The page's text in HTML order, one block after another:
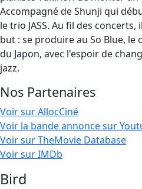
Accompagné de Shunji qui
le trio JASS. Au fil des
but : se produire au So Blue, le
du Japon, avec l'espoir de
jazz.
Nos Partenaires
Voir sur AllocCiné
Voir la bande annonce sur
Voir sur TheMovie Database
Voir sur IMDb
Bird